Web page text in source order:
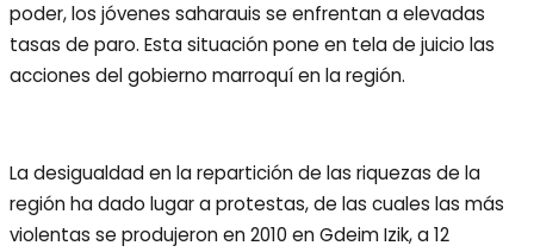
poder, los jóvenes saharauis se enfrentan a elevadas
tasas de paro. Esta situación pone en tela de juicio las
acciones del gobierno marroquí en la región.
La desigualdad en la repartición de las riquezas de la
región ha dado lugar a protestas, de las cuales las más
violentas se produjeron en 2010 en Gdeim Izik, a 12